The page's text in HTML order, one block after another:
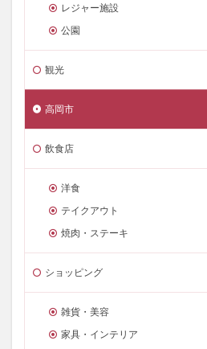
レジャー施設
公園
観光
高岡市
飲食店
洋食
テイクアウト
焼肉・ステーキ
ショッピング
雑貨・美容
家具・インテリア